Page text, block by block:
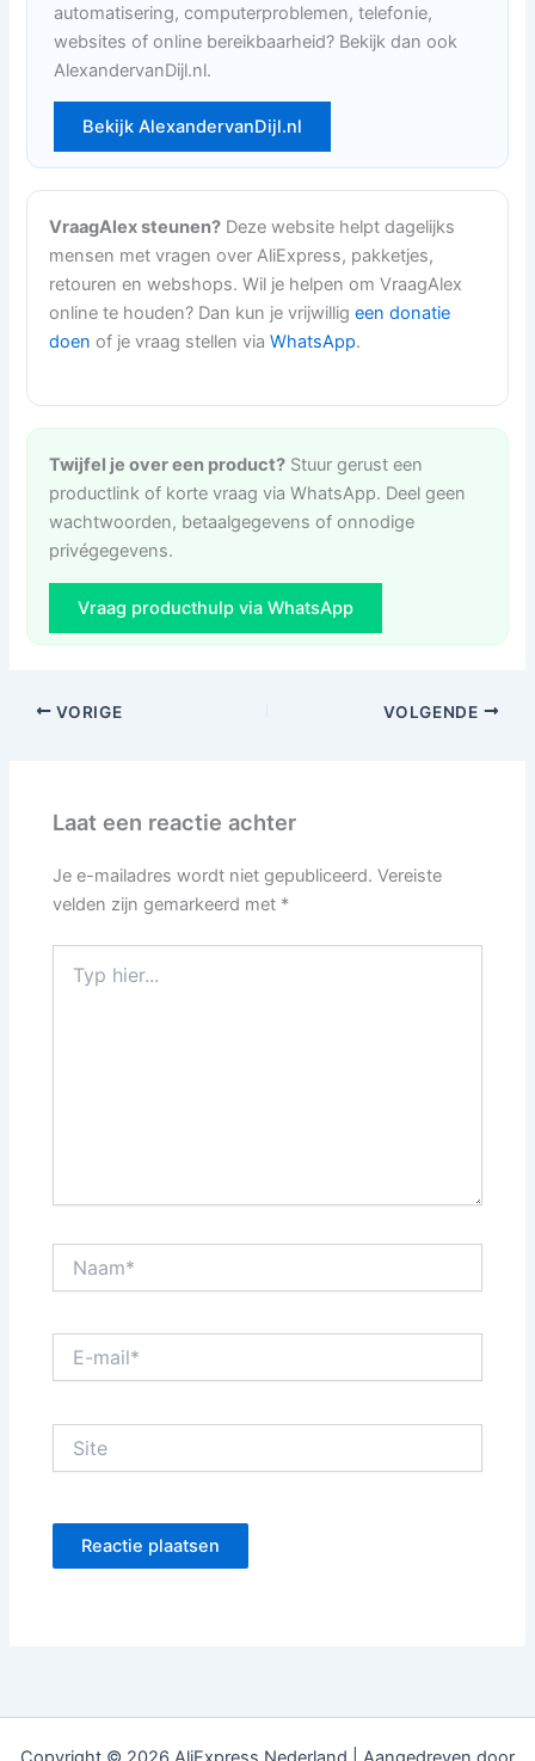
automatisering, computerproblemen, telefonie,
websites of online bereikbaarheid? Bekijk dan ook
AlexandervanDijl.nl.
Bekijk AlexandervanDijl.nl
VraagAlex steunen? Deze website helpt dagelijks
mensen met vragen over AliExpress, pakketjes,
retouren en webshops. Wil je helpen om VraagAlex
online te houden? Dan kun je vrijwilligeen donatie
doen of je vraag stellen viaWhatsApp.
Twijfel je over een product? Stuur gerust een
productlink of korte vraag via WhatsApp. Deel geen
wachtwoorden, betaalgegevens of onnodige
privégegevens.
Vraag producthulp via WhatsApp
VORIGE VOLGENDE
Laat een reactie achter
Je e-mailadres wordt niet gepubliceerd. Vereiste
velden zijn gemarkeerd met *
hier...
mail*